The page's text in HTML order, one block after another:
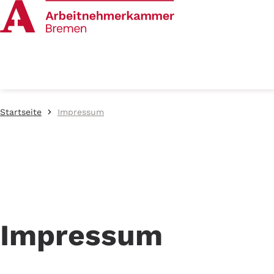
Startseite Impressum
Impressum